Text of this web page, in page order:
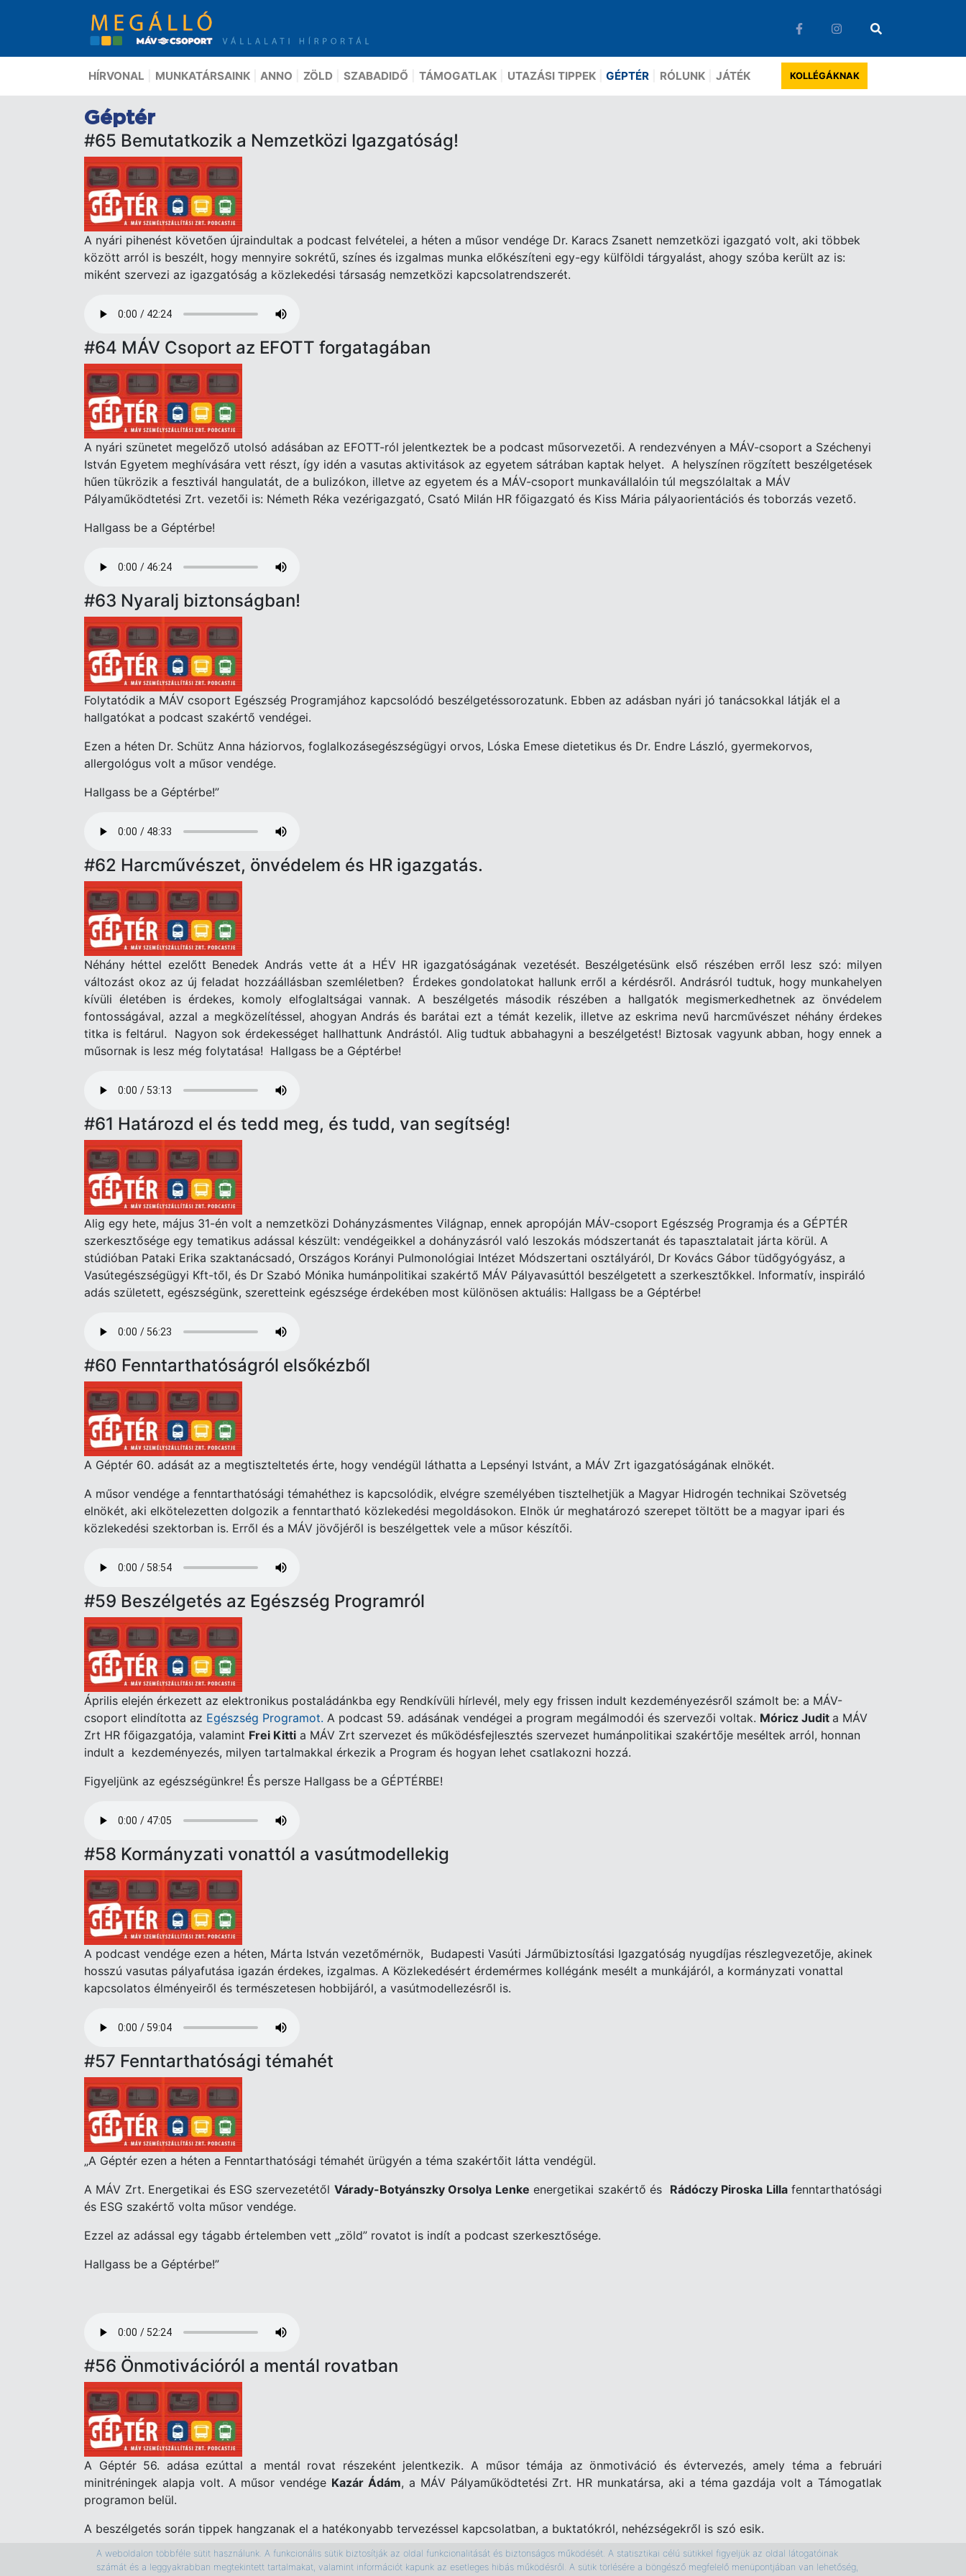
HÍRVONAL MUNKATÁRSAINK ANNO ZÖLD SZABADIDŐ TÁMOGATLAK UTAZÁSI TIPPEK GÉPTÉR RÓLUNK JÁTÉK KOLLÉGÁKNAK
Géptér
#65 Bemutatkozik a Nemzetközi Igazgatóság!
A nyári pihenést követően újraindultak a podcast felvételei, a héten a műsor vendége Dr. Karacs Zsanett nemzetközi igazgató volt, aki többek
között arról is beszélt, hogy mennyire sokrétű, színes és izgalmas munka előkészíteni egy-egy külföldi tárgyalást, ahogy szóba került az is:
miként szervezi az igazgatóság a közlekedési társaság nemzetközi kapcsolatrendszerét.
file
#64 MÁV Csoport az EFOTT forgatagában
A nyári szünetet megelőző utolsó adásában az EFOTT-ról jelentkeztek be a podcast műsorvezetői. A rendezvényen a MÁV-csoport a Széchenyi
István Egyetem meghívására vett részt, így idén a vasutas aktivitások az egyetem sátrában kaptak helyet. A helyszínen rögzített beszélgetések
hűen tükrözik a fesztivál hangulatát, de a bulizókon, illetve az egyetem és a MÁV-csoport munkavállalóin túl megszólaltak a MÁV
Pályaműködtetési Zrt. vezetői is: Németh Réka vezérigazgató, Csató Milán HR főigazgató és Kiss Mária pályaorientációs és toborzás vezető.
Hallgass be a Géptérbe!
file
#63 Nyaralj biztonságban!
Folytatódik a MÁV csoport Egészség Programjához kapcsolódó beszélgetéssorozatunk. Ebben az adásban nyári jó tanácsokkal látják el a
hallgatókat a podcast szakértő vendégei.
Ezen a héten Dr. Schütz Anna háziorvos, foglalkozásegészségügyi orvos, Lóska Emese dietetikus és Dr. Endre László, gyermekorvos,
allergológus volt a műsor vendége.
Hallgass be a Géptérbe!”
file
#62 Harcművészet, önvédelem és HR igazgatás.
Néhány héttel ezelőtt Benedek András vette át a HÉV HR igazgatóságának vezetését. Beszélgetésünk első részében erről lesz szó: milyen
változást okoz az új feladat hozzáállásban szemléletben? Érdekes gondolatokat hallunk erről a kérdésről. Andrásról tudtuk, hogy munkahelyen
kívüli életében is érdekes, komoly elfoglaltságai vannak. A beszélgetés második részében a hallgatók megismerkedhetnek az önvédelem
fontosságával, azzal a megközelítéssel, ahogyan András és barátai ezt a témát kezelik, illetve az eskrima nevű harcművészet néhány érdekes
titka is feltárul. Nagyon sok érdekességet hallhattunk Andrástól. Alig tudtuk abbahagyni a beszélgetést! Biztosak vagyunk abban, hogy ennek a
műsornak is lesz még folytatása! Hallgass be a Géptérbe!
file
#61 Határozd el és tedd meg, és tudd, van segítség!
Alig egy hete, május 31-én volt a nemzetközi Dohányzásmentes Világnap, ennek apropóján MÁV-csoport Egészség Programja és a GÉPTÉR
szerkesztősége egy tematikus adással készült: vendégeikkel a dohányzásról való leszokás módszertanát és tapasztalatait járta körül. A
stúdióban Pataki Erika szaktanácsadó, Országos Korányi Pulmonológiai Intézet Módszertani osztályáról, Dr Kovács Gábor tüdőgyógyász, a
Vasútegészségügyi Kft-től, és Dr Szabó Mónika humánpolitikai szakértő MÁV Pályavasúttól beszélgetett a szerkesztőkkel. Informatív, inspiráló
adás született, egészségünk, szeretteink egészsége érdekében most különösen aktuális: Hallgass be a Géptérbe!
file
#60 Fenntarthatóságról elsőkézből
A Géptér 60. adását az a megtiszteltetés érte, hogy vendégül láthatta a Lepsényi Istvánt, a MÁV Zrt igazgatóságának elnökét.
A műsor vendége a fenntarthatósági témahéthez is kapcsolódik, elvégre személyében tisztelhetjük a Magyar Hidrogén technikai Szövetség
elnökét, aki elkötelezetten dolgozik a fenntartható közlekedési megoldásokon. Elnök úr meghatározó szerepet töltött be a magyar ipari és
közlekedési szektorban is. Erről és a MÁV jövőjéről is beszélgettek vele a műsor készítői.
file
#59 Beszélgetés az Egészség Programról
Április elején érkezett az elektronikus postaládánkba egy Rendkívüli hírlevél, mely egy frissen indult kezdeményezésről számolt be: a MÁV-
csoport elindította az Egészség Programot. A podcast 59. adásának vendégei a program megálmodói és szervezői voltak. Móricz Judit a MÁV
Zrt HR főigazgatója, valamint Frei Kitti a MÁV Zrt szervezet és működésfejlesztés szervezet humánpolitikai szakértője meséltek arról, honnan
indult a kezdeményezés, milyen tartalmakkal érkezik a Program és hogyan lehet csatlakozni hozzá.
Figyeljünk az egészségünkre! És persze Hallgass be a GÉPTÉRBE!
file
#58 Kormányzati vonattól a vasútmodellekig
A podcast vendége ezen a héten, Márta István vezetőmérnök, Budapesti Vasúti Járműbiztosítási Igazgatóság nyugdíjas részlegvezetője, akinek
hosszú vasutas pályafutása igazán érdekes, izgalmas. A Közlekedésért érdemérmes kollégánk mesélt a munkájáról, a kormányzati vonattal
kapcsolatos élményeiről és természetesen hobbijáról, a vasútmodellezésről is.
file
#57 Fenntarthatósági témahét
„A Géptér ezen a héten a Fenntarthatósági témahét ürügyén a téma szakértőit látta vendégül.
A MÁV Zrt. Energetikai és ESG szervezetétől Várady-Botyánszky Orsolya Lenke energetikai szakértő és Rádóczy Piroska Lillafenntarthatósági
és ESG szakértő volta műsor vendége.
Ezzel az adással egy tágabb értelemben vett „zöld” rovatot is indít a podcast szerkesztősége.
Hallgass be a Géptérbe!”
file
#56 Önmotivációról a mentál rovatban
A Géptér 56. adása ezúttal a mentál rovat részeként jelentkezik. A műsor témája az önmotiváció és évtervezés, amely téma a februári
minitréningek alapja volt. A műsor vendége Kazár Ádám, a MÁV Pályaműködtetési Zrt. HR munkatársa, aki a téma gazdája volt a Támogatlak
programon belül.
A beszélgetés során tippek hangzanak el a hatékonyabb tervezéssel kapcsolatban, a buktatókról, nehézségekről is szó esik.
Hallgass be a Géptérbe!
A weboldalon többféle sütit használunk. A funkcionális sütik biztosítják az oldal funkcionalitását és biztonságos működését. A statisztikai célú sütikkel figyeljük az oldal látogatóinak
számát és a leggyakrabban megtekintett tartalmakat, valamint információt kapunk az esetleges hibás működésről. A sütik törlésére a böngésző megfelelő menüpontjában van lehetőség,